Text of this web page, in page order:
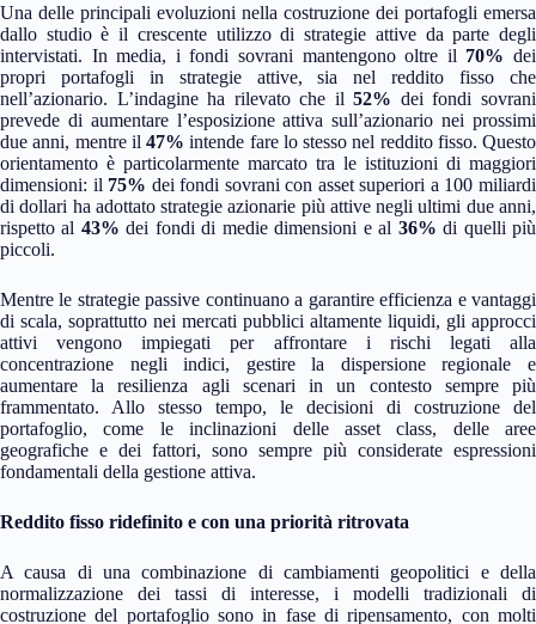
Una delle principali evoluzioni nella costruzione dei portafogli emersa
dallo studio è il crescente utilizzo di strategie attive da parte degli
intervistati. In media, i fondi sovrani mantengono oltre il 70% dei
propri portafogli in strategie attive, sia nel reddito fisso che
nell’azionario. L’indagine ha rilevato che il52% dei fondi sovrani
prevede di aumentare l’esposizione attiva sull’azionario nei prossimi
due anni, mentre il 47% intende fare lo stesso nel reddito fisso. Questo
orientamento è particolarmente marcato tra le istituzioni di maggiori
dimensioni: il 75% dei fondi sovrani con asset superiori a 100 miliardi
di dollari ha adottato strategie azionarie più attive negli ultimi due anni,
rispetto al 43% dei fondi di medie dimensioni e al 36%di quelli più
piccoli.
Mentre le strategie passive continuano a garantire efficienza e vantaggi
di scala, soprattutto nei mercati pubblici altamente liquidi, gli approcci
attivi vengono impiegati per affrontare i rischi legati alla
concentrazione negli indici, gestire la dispersione regionale e
aumentare la resilienza agli scenari in un contesto sempre più
frammentato. Allo stesso tempo, le decisioni di costruzione del
portafoglio, come le inclinazioni delle asset class, delle aree
geografiche e dei fattori, sono sempre più considerate espressioni
fondamentali della gestione attiva.
Reddito fisso ridefinito e con una priorità ritrovata
A causa di una combinazione di cambiamenti geopolitici e della
normalizzazione dei tassi di interesse, i modelli tradizionali di
costruzione del portafoglio sono in fase di ripensamento, con molti